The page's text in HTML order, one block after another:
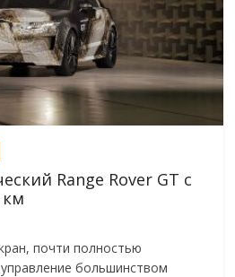
Range Rover GT с
км
почти полностью
большинством